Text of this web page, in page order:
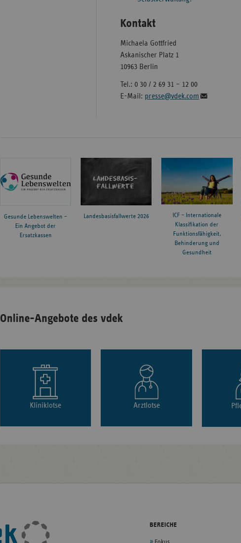
Kontakt
Michaela Gottfried
Askanischer Platz 1
10963 Berlin
Tel.: 0 30 / 2 69 31 – 12 00
E-Mail: presse@vdek.com
Gesunde Lebenswelten –
Ein Angebot der
Ersatzkassen
Landesbasisfallwerte 2026
ICF – Internationale
Klassifikation der
Funktionsfähigkeit,
Behinderung und
Gesundheit
Online-Angebote des vdek
Kliniklotse Arztlotse
BEREICHE